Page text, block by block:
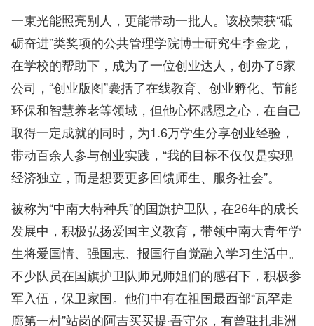
一束光能照亮别人，更能带动一批人。该校荣获“砥
砺奋进”类奖项的公共管理学院博士研究生李金龙，
在学校的帮助下，成为了一位创业达人，创办了5家
公司，“创业版图”囊括了在线教育、创业孵化、节能
环保和智慧养老等领域，但他心怀感恩之心，在自己
取得一定成就的同时，为1.6万学生分享创业经验，
带动百余人参与创业实践，“我的目标不仅仅是实现
经济独立，而是想要更多回馈师生、服务社会”。
被称为“中南大特种兵”的国旗护卫队，在26年的成长
发展中，积极弘扬爱国主义教育，带领中南大青年学
生将爱国情、强国志、报国行自觉融入学习生活中。
不少队员在国旗护卫队师兄师姐们的感召下，积极参
军入伍，保卫家国。他们中有在祖国最西部“瓦罕走
廊第一村”站岗的阿吉买买提·吾守尔，有曾驻扎非洲